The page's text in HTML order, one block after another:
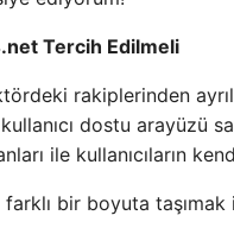
Tercih Edilmeli
rakiplerinden
dostu arayüzü
ile kullanıcıların
bir boyuta taşımak